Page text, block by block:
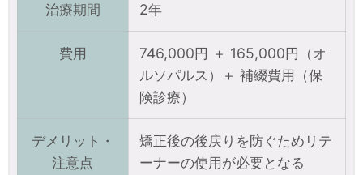
治療期間 2年
費用
746,000円 ＋ 165,000円（オ
ルソパルス）＋ 補綴費用（保
険診療）
デメリット・
注意点
矯正後の後戻りを防ぐためリテ
ーナーの使用が必要となる